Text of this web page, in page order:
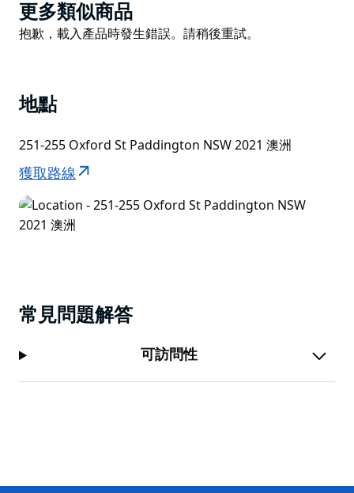
新舊交融，令人著迷——圍繞著下沉式花園和亞熱帶植物
草坪。漫步在整潔的花園中，沿著寬闊的木板路，找個地
Product
List
更多類似商品
Product
抱歉，載入產品時發生錯誤。請稍後重試。
地點
251-255 Oxford St Paddington NSW 2021 澳洲
獲取路線
常見問題解答
可訪問性